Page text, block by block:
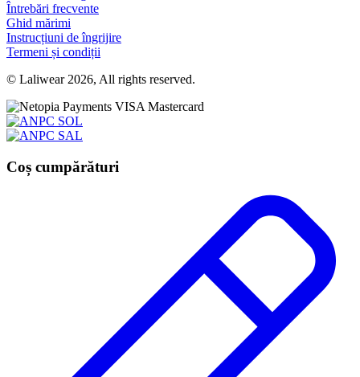
Întrebări frecvente
Ghid mărimi
Instrucțiuni de îngrijire
Termeni și condiții
© Laliwear 2026, All rights reserved.
Coș cumpărături